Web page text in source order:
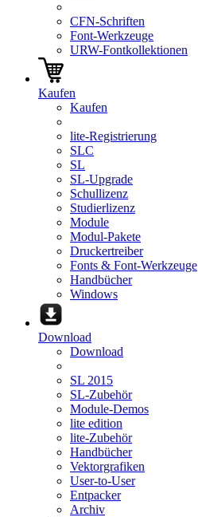
CFN-Schriften
Font-Werkzeuge
URW-Fontkollektionen
Kaufen
Kaufen
lite-Registrierung
SLC
SL
SL-Upgrade
Schullizenz
Studierlizenz
Module
Modul-Pakete
Druckertreiber
Fonts & Font-Werkzeuge
Handbücher
Windows
Download
Download
SL 2015
SL-Zubehör
Module-Demos
lite edition
lite-Zubehör
Handbücher
Vektorgrafiken
User-to-User
Entpacker
Archiv